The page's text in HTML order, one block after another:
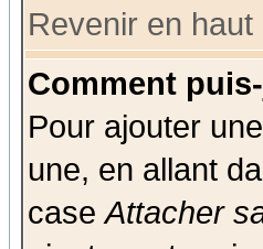
Revenir en haut
Comment
Pour ajouter
une, en allant
caseAttacher